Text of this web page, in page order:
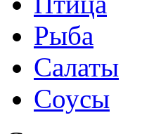
Рыба
Салаты
Соусы